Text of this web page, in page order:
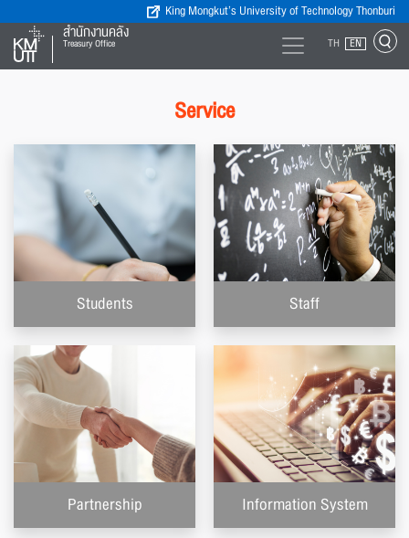
King Mongkut’s University of Technology Thonburi
สำนักงานคลัง
Treasury Office TH EN
Service
Students Staff
Partnership Information System